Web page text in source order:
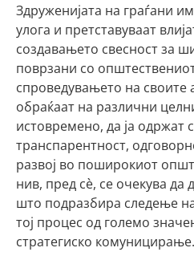
Здруженијата на граѓани
улога и претставуваат
создавањето свесност за
поврзани со
спроведувањето на своите
обраќаат на различни
истовремено, да ја одржат
транспарентност,
развој во поширокиот
нив, пред сè, се очекува да
што подразбира следење
тој процес од големо
стратегиско комуницирање.